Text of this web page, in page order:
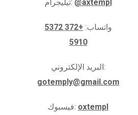
تيليجرام: @axtempl
واتساب:
+372 5372
5910
البريد الإلكتروني:
gotemply@gmail.com
فيسبوك: oxtempl